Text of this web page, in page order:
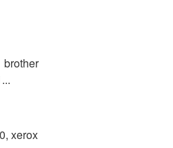
xerox